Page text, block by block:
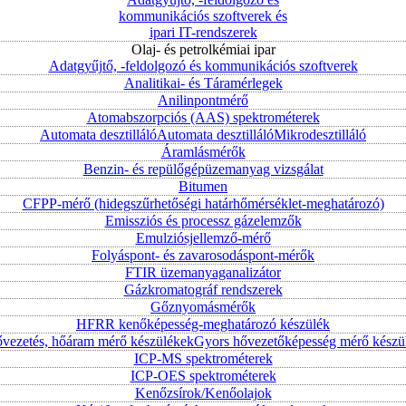
kommunikációs szoftverek és
ipari IT-rendszerek
Olaj- és petrolkémiai ipar
Adatgyűjtő, -feldolgozó és kommunikációs szoftverek
Analitikai- és Táramérlegek
Anilinpontmérő
Atomabszorpciós (AAS) spektrométerek
Automata desztillálóAutomata desztillálóMikrodesztilláló
Áramlásmérők
Benzin- és repülőgépüzemanyag vizsgálat
Bitumen
CFPP-mérő (hidegszűrhetőségi határhőmérséklet-meghatározó)
Emissziós és processz gázelemzők
Emulziósjellemző-mérő
Folyáspont- és zavarosodáspont-mérők
FTIR üzemanyaganalizátor
Gázkromatográf rendszerek
Gőznyomásmérők
HFRR kenőképesség-meghatározó készülék
hőáram mérő készülékekGyors hővezetőképesség mérő
ICP-MS spektrométerek
ICP-OES spektrométerek
Kenőzsírok/Kenőolajok